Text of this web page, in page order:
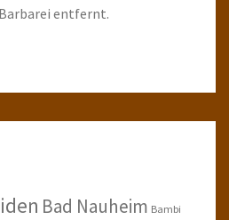
entfernt.
Bad Nauheim Bambi